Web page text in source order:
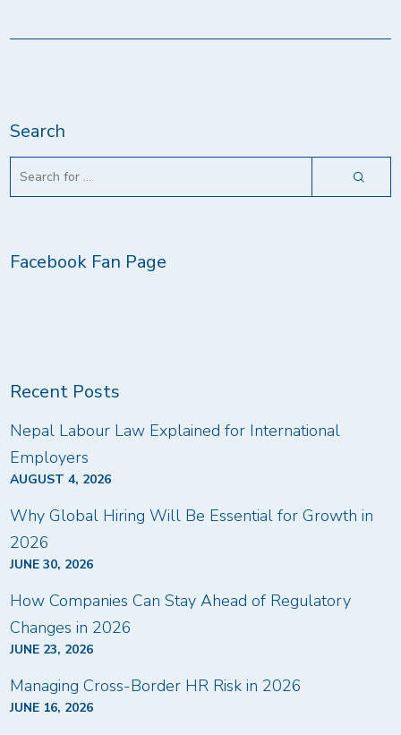
Search
Facebook Fan Page
Recent Posts
Nepal Labour Law Explained for International
Employers
AUGUST 4, 2026
Why Global Hiring Will Be Essential for Growth in
2026
JUNE 30, 2026
How Companies Can Stay Ahead of Regulatory
Changes in 2026
JUNE 23, 2026
Managing Cross-Border HR Risk in 2026
JUNE 16, 2026